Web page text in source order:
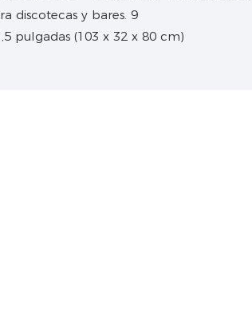
pulgadas (103 x 32 x 80 cm)